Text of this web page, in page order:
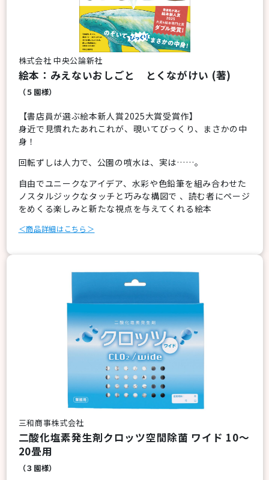
株式会社 中央公論新社
絵本：みえないおしごと とくながけい (著)
（５園様）
【書店員が選ぶ絵本新人賞2025大賞受賞作】
身近で見慣れたあれこれが、覗いてびっくり、まさかの中
身！
回転ずしは人力で、公園の噴水は、実は……。
自由でユニークなアイデア、水彩や色鉛筆を組み合わせた
ノスタルジックなタッチと巧みな構図で 、読む者にページ
をめくる楽しみと新たな視点を与えてくれる絵本
＜商品詳細はこちら＞
三和商事株式会社
二酸化塩素発生剤クロッツ空間除菌 ワイド 10～
20畳用
（３園様）